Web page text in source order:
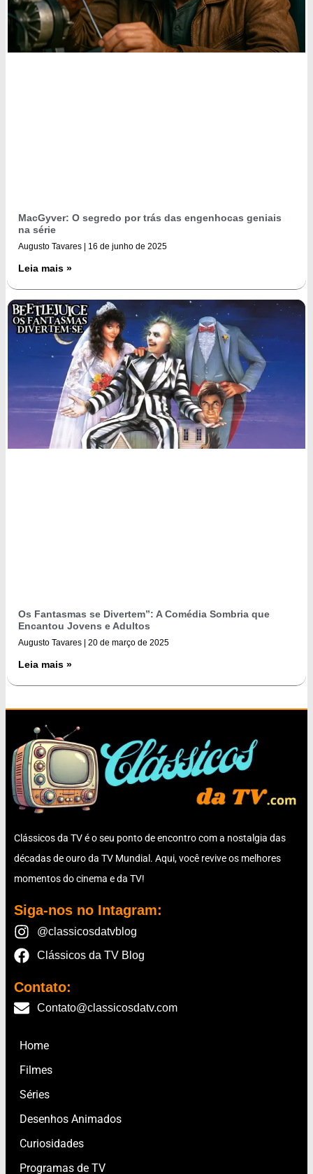
MacGyver: O segredo por trás das engenhocas geniais
na série
Augusto Tavares 16 de junho de 2025
Leia mais »
Os Fantasmas se Divertem”: A Comédia Sombria que
Encantou Jovens e Adultos
Augusto Tavares 20 de março de 2025
Leia mais »
Clássicos da TV é o seu ponto de encontro com a nostalgia das
décadas de ouro da TV Mundial. Aqui, você revive os melhores
momentos do cinema e da TV!
Siga-nos no Intagram:
@classicosdatvblog
Clássicos da TV Blog
Contato:
Contato@classicosdatv.com
Home
Filmes
Séries
Desenhos Animados
Curiosidades
Programas de TV